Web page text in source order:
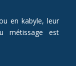
en kabyle, leur
métissage est